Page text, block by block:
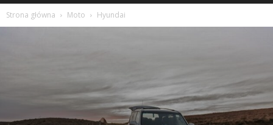
Strona główna Moto Hyundai